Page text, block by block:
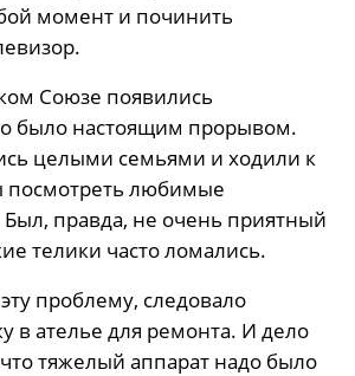
момент и починить
Союзе появились
было настоящим прорывом.
целыми семьями и ходили к
посмотреть любимые
правда, не очень приятный
телики часто ломались.
проблему, следовало
в ателье для ремонта. И дело
тяжелый аппарат надо было